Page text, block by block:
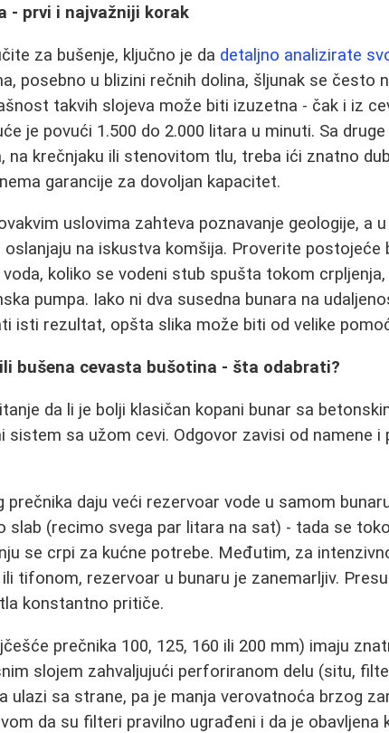
- prvi i najvažniji korak
za bušenje, ključno je da detaljno analizirate
posebno u blizini rečnih dolina, šljunak se često
takvih slojeva može biti izuzetna - čak i iz
je povući 1.500 do 2.000 litara u minuti. Sa
na krečnjaku ili stenovitom tlu, treba ići znatno
garancije za dovoljan kapacitet.
uslovima zahteva poznavanje geologije, a
na iskustva komšija. Proverite postojeće
voda, koliko se vodeni stub spušta tokom
pumpa. Iako ni dva susedna bunara na
isti rezultat, opšta slika može biti od velike
bušena cevasta bušotina - šta odabrati?
da li je bolji klasičan kopani bunar sa
sistem sa užom cevi. Odgovor zavisi od namene i
prečnika daju veći rezervoar vode u samom
slab (recimo svega par litara na sat) - tada se
se crpi za kućne potrebe. Međutim, za
tifonom, rezervoar u bunaru je zanemarljiv.
konstantno pritiče.
prečnika 100, 125, 160 ili 200 mm) imaju
slojem zahvaljujući perforiranom delu (situ,
ulazi sa strane, pa je manja verovatnoća brzog
da su filteri pravilno ugrađeni i da je obavljena